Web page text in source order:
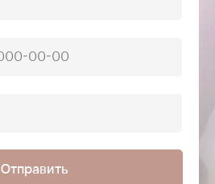
Отправить